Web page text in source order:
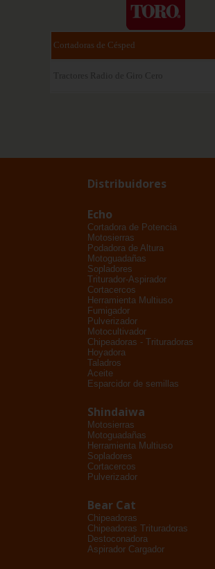
Cortadoras de Césped
Tractores Radio de Giro Cero
Distribuidores
Echo
Cortadora de Potencia
Motosierras
Podadora de Altura
Motoguadañas
Sopladores
Triturador-Aspirador
Cortacercos
Herramienta Multiuso
Fumigador
Pulverizador
Motocultivador
Chipeadoras - Trituradoras
Hoyadora
Taladros
Aceite
Esparcidor de semillas
Shindaiwa
Motosierras
Motoguadañas
Herramienta Multiuso
Sopladores
Cortacercos
Pulverizador
Bear Cat
Chipeadoras
Chipeadoras Trituradoras
Destoconadora
Aspirador Cargador